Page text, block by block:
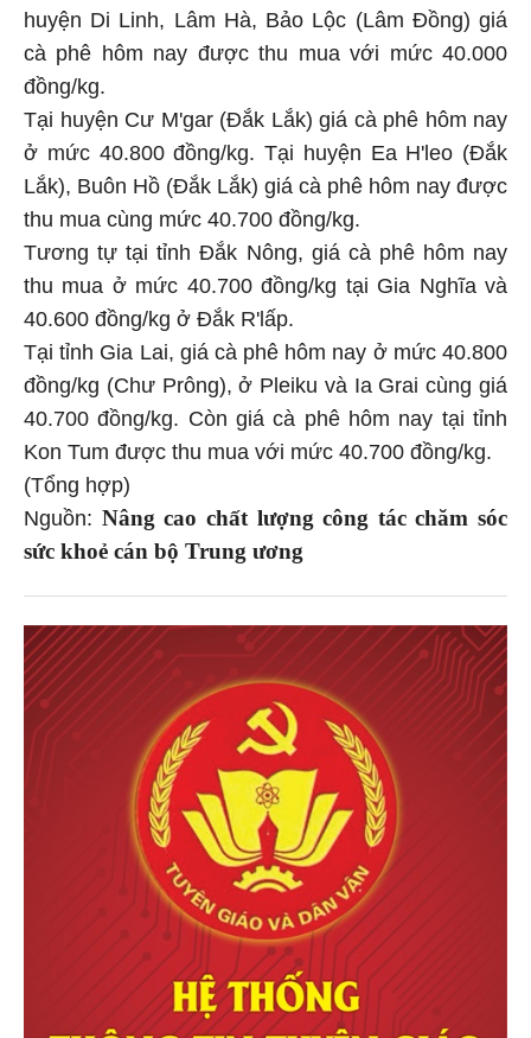
huyện Di Linh, Lâm Hà, Bảo Lộc (Lâm Đồng) giá
cà phê hôm nay được thu mua với mức 40.000
đồng/kg.
Tại huyện Cư M'gar (Đắk Lắk) giá cà phê hôm nay
ở mức 40.800 đồng/kg. Tại huyện Ea H'leo (Đắk
Lắk), Buôn Hồ (Đắk Lắk) giá cà phê hôm nay được
thu mua cùng mức 40.700 đồng/kg.
Tương tự tại tỉnh Đắk Nông, giá cà phê hôm nay
thu mua ở mức 40.700 đồng/kg tại Gia Nghĩa và
40.600 đồng/kg ở Đắk R'lấp.
Tại tỉnh Gia Lai, giá cà phê hôm nay ở mức 40.800
đồng/kg (Chư Prông), ở Pleiku và Ia Grai cùng giá
40.700 đồng/kg. Còn giá cà phê hôm nay tại tỉnh
Kon Tum được thu mua với mức 40.700 đồng/kg.
(Tổng hợp)
Nguồn: Nâng cao chất lượng công tác chăm sóc
sức khoẻ cán bộ Trung ương